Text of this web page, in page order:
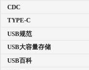
CDC
TYPE-C
USB规范
USB大容量存储
USB百科